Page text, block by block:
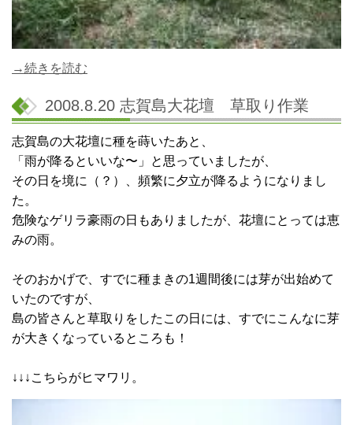
→続きを読む
2008.8.20 志賀島大花壇 草取り作業
志賀島の大花壇に種を蒔いたあと、
「雨が降るといいな〜」と思っていましたが、
その日を境に（？）、頻繁に夕立が降るようになりまし
た。
危険なゲリラ豪雨の日もありましたが、花壇にとっては恵
みの雨。
そのおかげで、すでに種まきの1週間後には芽が出始めて
いたのですが、
島の皆さんと草取りをしたこの日には、すでにこんなに芽
が大きくなっているところも！
↓↓↓こちらがヒマワリ。